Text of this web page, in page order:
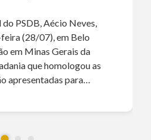
PSDB, Aécio Neves,
(28/07), em Belo
em Minas Gerais da
que homologou as
apresentadas para…